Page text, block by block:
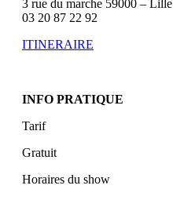
3 rue du marche 59000 – Lille
03 20 87 22 92
ITINERAIRE
INFO PRATIQUE
Tarif
Gratuit
Horaires du show